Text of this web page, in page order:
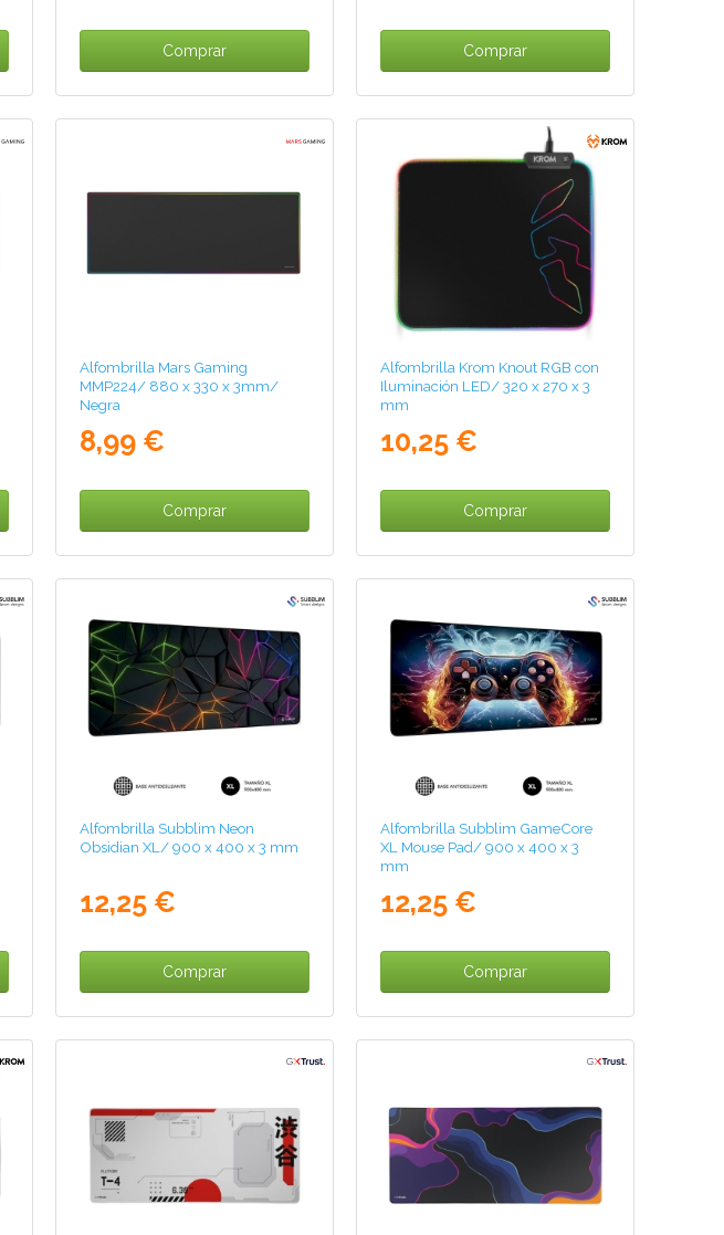
Comprar Comprar
Alfombrilla Mars Gaming
MMP224/ 880 x 330 x 3mm/
Negra
8,99 €
Comprar
Alfombrilla Krom Knout RGB con
Iluminación LED/ 320 x 270 x 3
mm
10,25 €
Comprar
Alfombrilla Subblim Neon
Obsidian XL/ 900 x 400 x 3 mm
12,25 €
Comprar
Alfombrilla Subblim GameCore
XL Mouse Pad/ 900 x 400 x 3
mm
12,25 €
Comprar